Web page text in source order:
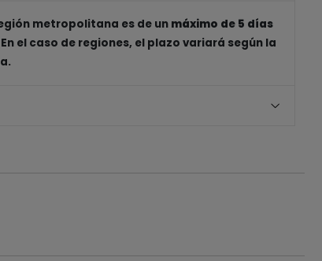
metropolitana es de un máximo de 5 días
En el caso de regiones, el plazo variará según la